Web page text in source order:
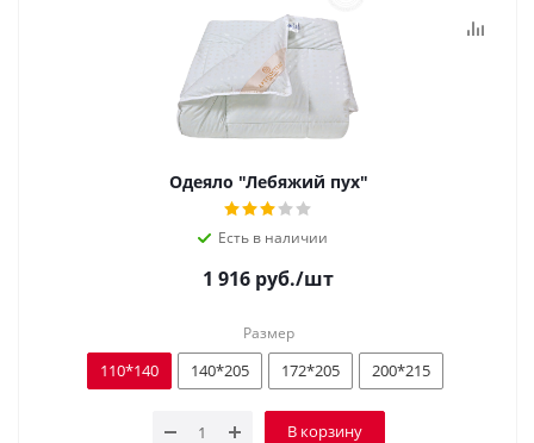
Одеяло "Лебяжий пух"
Есть в наличии
1 916 руб./шт
Размер
110*140 140*205 172*205 200*215
В корзину